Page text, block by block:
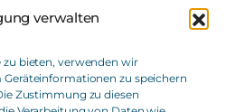
verwalten
bieten, verwenden wir
zu speichern
Zustimmung zu diesen